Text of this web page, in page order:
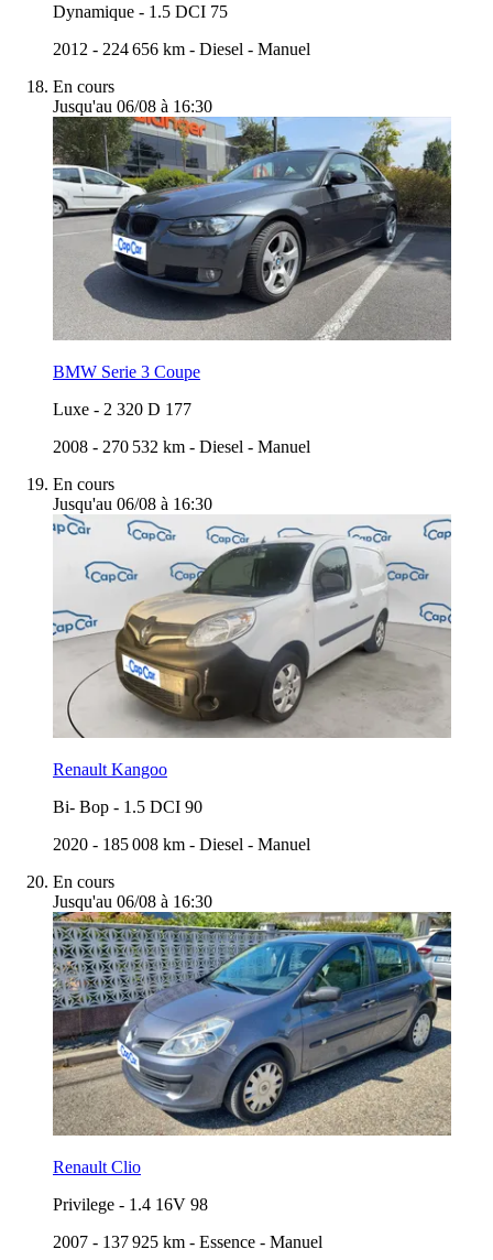
Dynamique - 1.5 DCI 75
2012 - 224 656 km - Diesel - Manuel
En cours
Jusqu'au 06/08 à 16:30
BMW Serie 3 Coupe
Luxe - 2 320 D 177
2008 - 270 532 km - Diesel - Manuel
En cours
Jusqu'au 06/08 à 16:30
Renault Kangoo
Bi- Bop - 1.5 DCI 90
2020 - 185 008 km - Diesel - Manuel
En cours
Jusqu'au 06/08 à 16:30
Renault Clio
Privilege - 1.4 16V 98
2007 - 137 925 km - Essence - Manuel